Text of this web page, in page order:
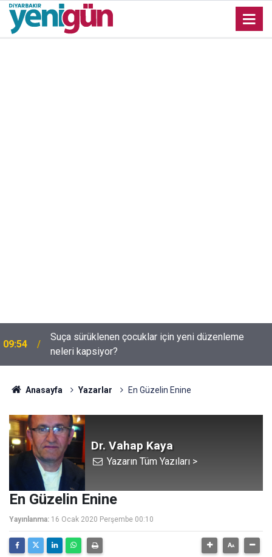
09:54
Suça sürüklenen çocuklar için yeni düzenleme
neleri kapsiyor?
Anasayfa Yazarlar En Güzelin Enine
Dr. Vahap Kaya
Yazarın Tüm Yazıları >
En Güzelin Enine
Yayınlanma: 16 Ocak 2020 Perşembe 00:10